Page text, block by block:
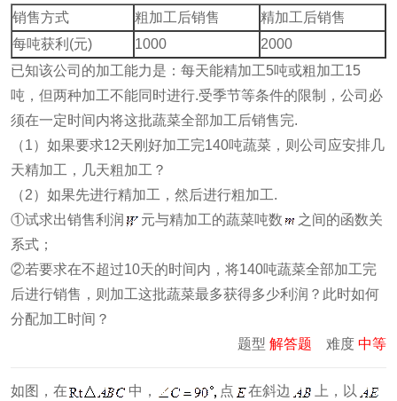
销售方式
粗加工后销售
精加工后销售
每吨获利(元)
1000
2000
已知该公司的加工能力是：每天能精加工5吨或粗加工15
吨，但两种加工不能同时进行.受季节等条件的限制，公司必
须在一定时间内将这批蔬菜全部加工后销售完.
（1）如果要求12天刚好加工完140吨蔬菜，则公司应安排几
天精加工，几天粗加工？
（2）如果先进行精加工，然后进行粗加工.
①试求出销售利润
元与精加工的蔬菜吨数
之间的函数关
系式；
②若要求在不超过10天的时间内，将140吨蔬菜全部加工完
后进行销售，则加工这批蔬菜最多获得多少利润？此时如何
分配加工时间？
题型 解答题 难度 中等
如图，在 中， 点 在斜边
上，以